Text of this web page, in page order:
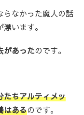
らなかった魔人の話
います。
があったのです。
たちアルティメッ
はあるのです。